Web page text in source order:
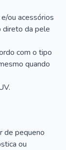
ou acessórios
direto da pele
com o tipo
quando
de pequeno
ou